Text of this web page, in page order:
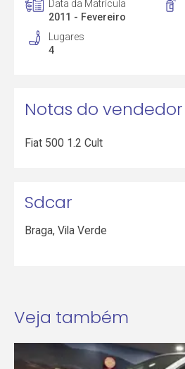
Data da Matrícula
2011 - Fevereiro
Lugares
4
Notas do vendedor
Fiat 500 1.2 Cult
Sdcar
Braga,Vila Verde
Veja também